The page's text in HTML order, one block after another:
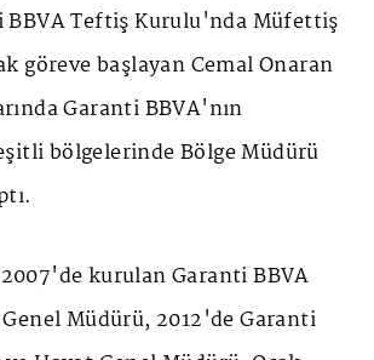
BBVA Teftiş Kurulu'nda Müfettiş
göreve başlayan Cemal Onaran
Garanti BBVA'nın
bölgelerinde Bölge Müdürü
kurulan Garanti BBVA
Müdürü, 2012'de Garanti